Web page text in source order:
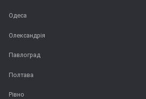
Одеса
Олександрія
Павлоград
Полтава
Рівно